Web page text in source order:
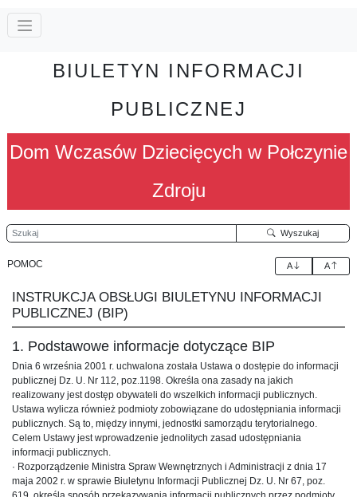
BIULETYN INFORMACJI
PUBLICZNEJ
Dom Wczasów Dziecięcych w Połczynie
Zdroju
Szukaj Wyszukaj
POMOC A A
INSTRUKCJA OBSŁUGI BIULETYNU INFORMACJI
PUBLICZNEJ (BIP)
1. Podstawowe informacje dotyczące BIP
Dnia 6 września 2001 r. uchwalona została Ustawa o dostępie do informacji
publicznej Dz. U. Nr 112, poz.1198. Określa ona zasady na jakich
realizowany jest dostęp obywateli do wszelkich informacji publicznych.
Ustawa wylicza również podmioty zobowiązane do udostępniania informacji
publicznych. Są to, między innymi, jednostki samorządu terytorialnego.
Celem Ustawy jest wprowadzenie jednolitych zasad udostępniania
informacji publicznych.
· Rozporządzenie Ministra Spraw Wewnętrznych i Administracji z dnia 17
maja 2002 r. w sprawie Biuletynu Informacji Publicznej Dz. U. Nr 67, poz.